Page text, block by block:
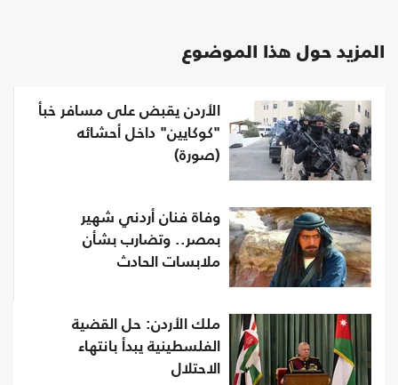
المزيد حول هذا الموضوع
الأردن يقبض على مسافر خبأ
"كوكايين" داخل أحشائه
(صورة)
وفاة فنان أردني شهير
بمصر.. وتضارب بشأن
ملابسات الحادث
ملك الأردن: حل القضية
الفلسطينية يبدأ بانتهاء
الاحتلال